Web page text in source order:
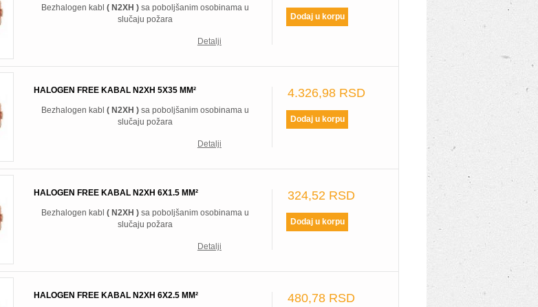
Bezhalogen kabl ( N2XH ) sa poboljšanim osobinama u
slučaju požara
Detalji
4.326,98 RSD
HALOGEN FREE KABAL N2XH 5X35 MM²
Bezhalogen kabl ( N2XH ) sa poboljšanim osobinama u
slučaju požara
Detalji
324,52 RSD
HALOGEN FREE KABAL N2XH 6X1.5 MM²
Bezhalogen kabl ( N2XH ) sa poboljšanim osobinama u
slučaju požara
Detalji
480,78 RSD
HALOGEN FREE KABAL N2XH 6X2.5 MM²